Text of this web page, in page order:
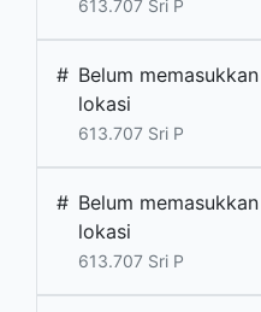
613.707 Sri P
# Belum memasukkan
lokasi
613.707 Sri P
# Belum memasukkan
lokasi
613.707 Sri P